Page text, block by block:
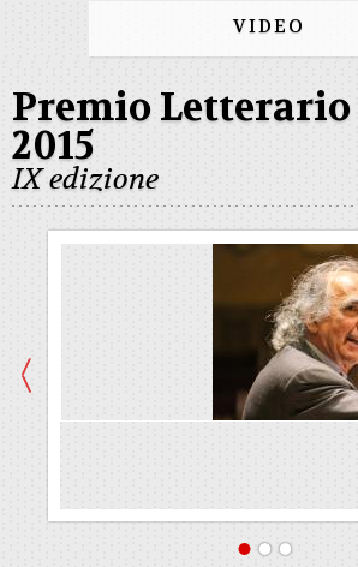
VIDEO
Premio
2015
IX edizione